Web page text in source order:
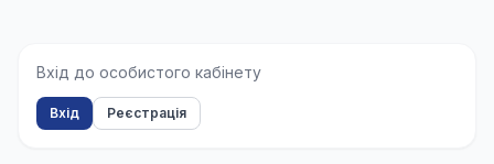
Вхід до особистого кабінету
Вхід Реєстрація